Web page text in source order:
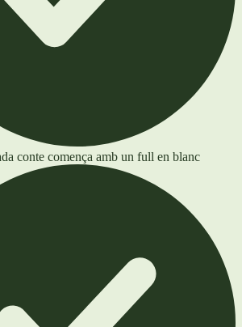
conte comença amb un full en blanc